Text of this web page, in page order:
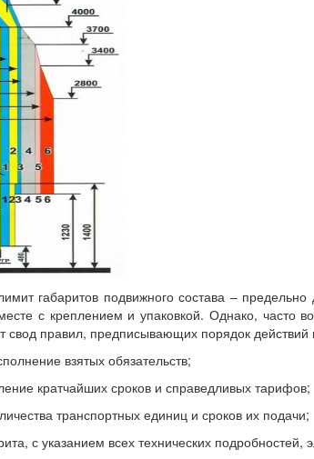
габаритов подвижного состава – предельно
с креплением и упаковкой. Однако, часто
правил, предписывающих порядок действий
взятых обязательств;
кратчайших сроков и справедливых тарифов;
транспортных единиц и сроков их подачи;
с указанием всех технических подробностей,